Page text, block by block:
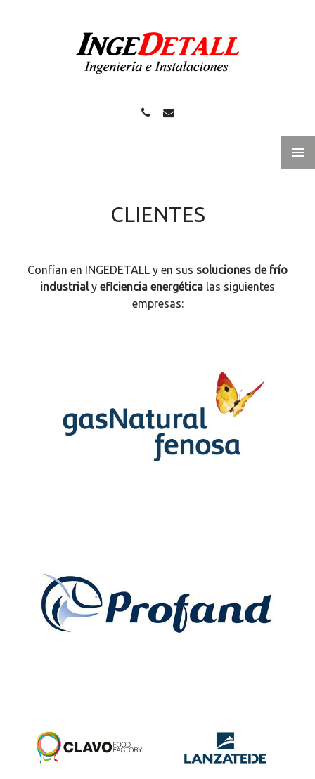
CLIENTES
Confían en INGEDETALL y en sus soluciones de frío
industrialy eficiencia energética las siguientes
empresas: